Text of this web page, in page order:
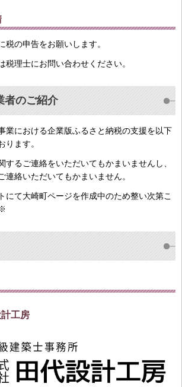
の申告をお願いします。
理士にお問い合わせください。
者のご紹介
業における企業版ふるさと納税の支援を以下
ります。
るご連絡をいただいてもかまいませんし、
連絡いただいてもかまいません。
て大崎町ページを作成中のため整い次第こ
工房